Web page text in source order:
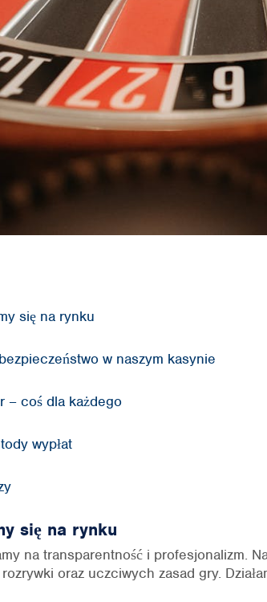
się na rynku
w naszym kasynie
– coś dla każdego
wypłat
się na rynku
na transparentność i profesjonalizm.
oraz uczciwych zasad gry.